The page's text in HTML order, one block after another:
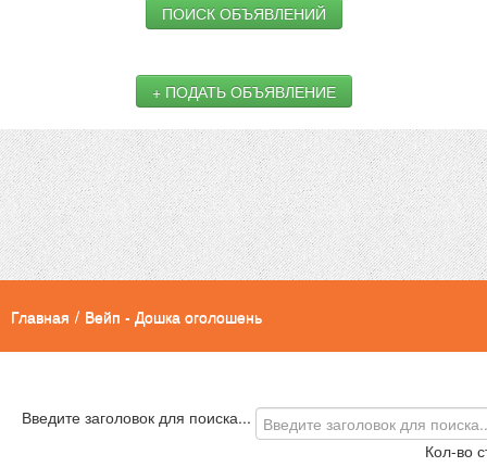
ПОИСК ОБЪЯВЛЕНИЙ
+ ПОДАТЬ ОБЪЯВЛЕНИЕ
Главная / Вейп - Дошка оголошень
Введите заголовок для поиска...
Кол-во